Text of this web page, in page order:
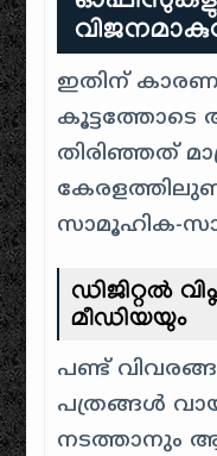
ഇതിന്
കൂട്ടത്തോടെ
തിരിഞ്ഞത്
സാമൂഹിക-
ഡിജിറ്റൽ
മീഡിയയും
പണ്ട്
പത്രങ്ങൾ
നടത്താനും